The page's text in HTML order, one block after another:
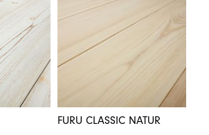
FURU CLASSIC NATUR